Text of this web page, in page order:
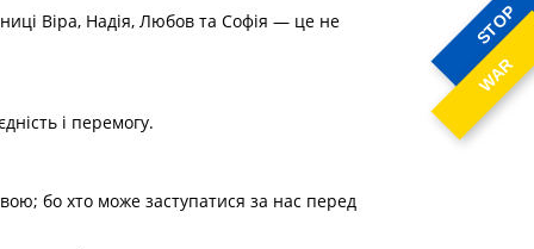
STOP
WAR
Віра, Надія, Любов та Софія — це не
і перемогу.
бо хто може заступатися за нас перед